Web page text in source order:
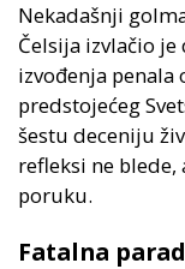
Nekadašnji
Čelsija izvlačio
izvođenja penala
predstojećeg
šestu deceniju
refleksi ne
poruku.
Fatalna